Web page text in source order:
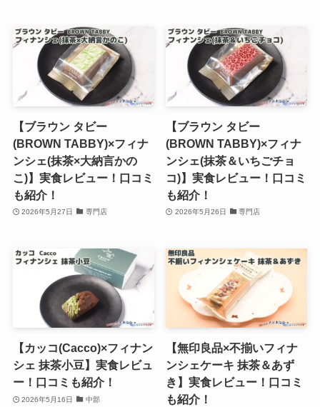
【ブラウン タビー
(BROWN TABBY)×フィナ
ンシェ(抹茶×大納言かの
こ)】実食レビュー！口コミ
も紹介！
2026年5月27日 専門店
【ブラウン タビー
(BROWN TABBY)×フィナ
ンシェ(抹茶＆いちごチョ
コ)】実食レビュー！口コミ
も紹介！
2026年5月26日 専門店
【カッコ(Cacco)×フィナン
シェ 抹茶小豆】実食レビュ
ー！口コミも紹介！
2026年5月16日 中部
【無印良品×不揃いフィナ
ンシェケーキ 抹茶＆あず
き】実食レビュー！口コミ
も紹介！